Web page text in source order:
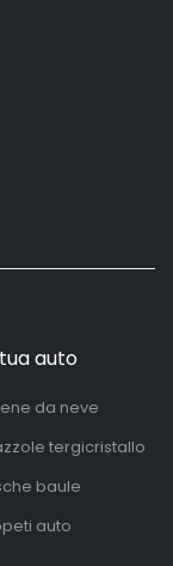
auto
da neve
tergicristallo
baule
auto